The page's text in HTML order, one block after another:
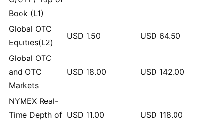
Book (L1)
Global OTC
Equities(L2)
USD 1.50 USD 64.50
Global OTC
and OTC
Markets
USD 18.00 USD 142.00
NYMEX Real-
Time Depth of USD 11.00 USD 118.00